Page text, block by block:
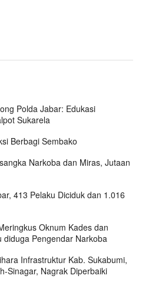
Polda Jabar: Edukasi
Sukarela
Berbagi Sembako
Narkoba dan Miras, Jutaan
413 Pelaku Diciduk dan 1.016
Oknum Kades dan
Pengendar Narkoba
Infrastruktur Kab. Sukabumi,
Sinagar, Nagrak Diperbaiki